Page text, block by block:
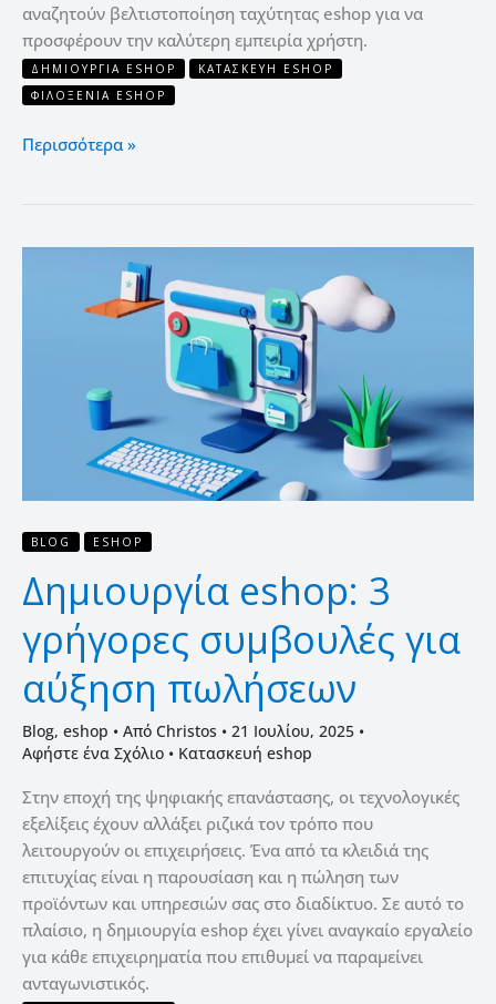
αναζητούν βελτιστοποίηση ταχύτητας eshop για να
προσφέρουν την καλύτερη εμπειρία χρήστη.
ΔΗΜΙΟΥΡΓΊΑ ESHOP
ΚΑΤΑΣΚΕΥΉ ESHOP
ΦΙΛΟΞΕΝΊΑ ESHOP
Περισσότερα »
BLOG ESHOP
Δημιουργία eshop: 3
γρήγορες συμβουλές για
αύξηση πωλήσεων
Blog, eshop • Από Christos • 21 Ιουλίου, 2025 •
Αφήστε ένα Σχόλιο • Κατασκευή eshop
Στην εποχή της ψηφιακής επανάστασης, οι τεχνολογικές
εξελίξεις έχουν αλλάξει ριζικά τον τρόπο που
λειτουργούν οι επιχειρήσεις. Ένα από τα κλειδιά της
επιτυχίας είναι η παρουσίαση και η πώληση των
προϊόντων και υπηρεσιών σας στο διαδίκτυο. Σε αυτό το
πλαίσιο, η δημιουργία eshop έχει γίνει αναγκαίο εργαλείο
για κάθε επιχειρηματία που επιθυμεί να παραμείνει
ανταγωνιστικός.